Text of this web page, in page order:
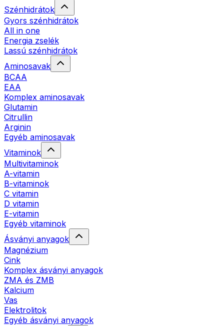
Szénhidrátok
Gyors szénhidrátok
All in one
Energia zselék
Lassú szénhidrátok
Aminosavak
BCAA
EAA
Komplex aminosavak
Glutamin
Citrullin
Arginin
Egyéb aminosavak
Vitaminok
Multivitaminok
A-vitamin
B-vitaminok
C vitamin
D vitamin
E-vitamin
Egyéb vitaminok
Ásványi anyagok
Magnézium
Cink
Komplex ásványi anyagok
ZMA és ZMB
Kalcium
Vas
Elektrolitok
Egyéb ásványi anyagok